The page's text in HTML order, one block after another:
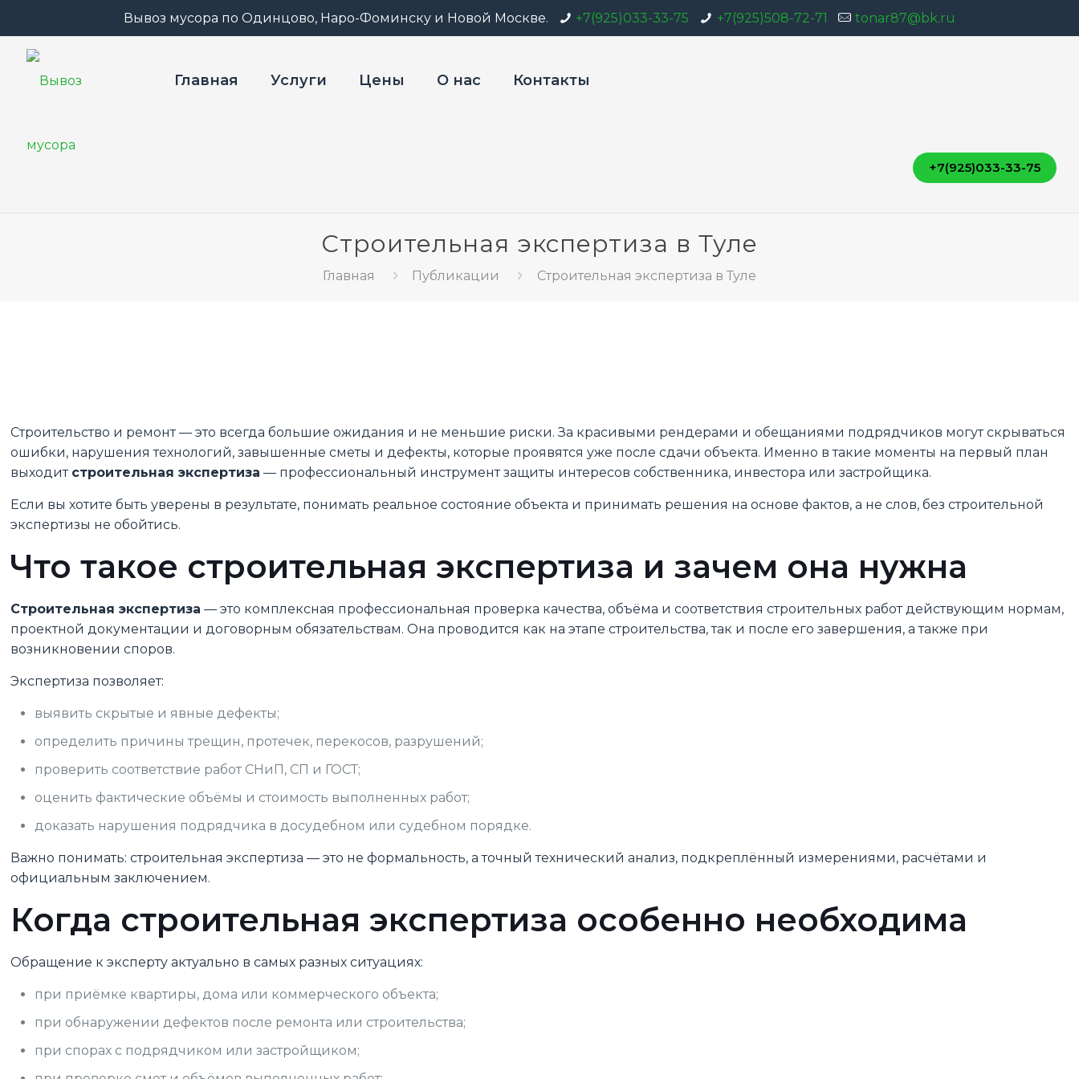
Вывоз мусора по Одинцово, Наро-Фоминску и Новой Москве. +7(925)033-33-75 +7(925)508-72-71 tonar87@bk.ru
Главная Услуги Цены О нас Контакты
+7(925)033-33-75
Строительная экспертиза в Туле
Главная Публикации Строительная экспертиза в Туле
Строительство и ремонт — это всегда большие ожидания и не меньшие риски. За красивыми рендерами и обещаниями подрядчиков могут скрываться
ошибки, нарушения технологий, завышенные сметы и дефекты, которые проявятся уже после сдачи объекта. Именно в такие моменты на первый план
выходит строительная экспертиза — профессиональный инструмент защиты интересов собственника, инвестора или застройщика.
Если вы хотите быть уверены в результате, понимать реальное состояние объекта и принимать решения на основе фактов, а не слов, без строительной
экспертизы не обойтись.
Что такое строительная экспертиза и зачем она нужна
Строительная экспертиза — это комплексная профессиональная проверка качества, объёма и соответствия строительных работ действующим нормам,
проектной документации и договорным обязательствам. Она проводится как на этапе строительства, так и после его завершения, а также при
возникновении споров.
Экспертиза позволяет:
выявить скрытые и явные дефекты;
определить причины трещин, протечек, перекосов, разрушений;
проверить соответствие работ СНиП, СП и ГОСТ;
оценить фактические объёмы и стоимость выполненных работ;
доказать нарушения подрядчика в досудебном или судебном порядке.
Важно понимать: строительная экспертиза — это не формальность, а точный технический анализ, подкреплённый измерениями, расчётами и
официальным заключением.
Когда строительная экспертиза особенно необходима
Обращение к эксперту актуально в самых разных ситуациях:
при приёмке квартиры, дома или коммерческого объекта;
при обнаружении дефектов после ремонта или строительства;
при спорах с подрядчиком или застройщиком;